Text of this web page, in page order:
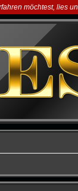
möchtest, lies